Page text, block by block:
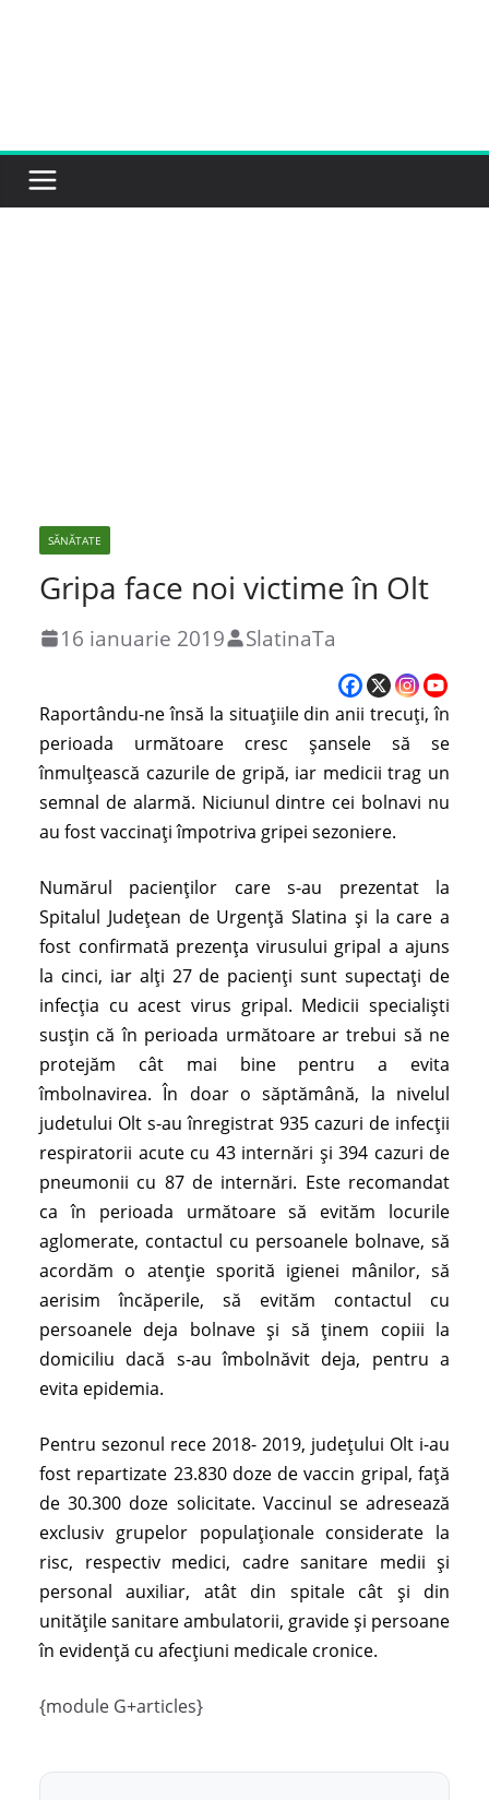
SĂNĂTATE
Gripa face noi victime în Olt
16 ianuarie 2019 SlatinaTa
Raportându-ne însă la situaţiile din anii trecuţi, în
perioada următoare cresc şansele să se
înmulţească cazurile de gripă, iar medicii trag un
semnal de alarmă. Niciunul dintre cei bolnavi nu
au fost vaccinaţi împotriva gripei sezoniere.
Numărul pacienţilor care s-au prezentat la
Spitalul Judeţean de Urgenţă Slatina şi la care a
fost confirmată prezenţa virusului gripal a ajuns
la cinci, iar alţi 27 de pacienți sunt supectați de
infecția cu acest virus gripal. Medicii specialişti
susţin că în perioada următoare ar trebui să ne
protejăm cât mai bine pentru a evita
îmbolnavirea. În doar o săptămână, la nivelul
judetului Olt s-au înregistrat 935 cazuri de infecții
respiratorii acute cu 43 internări și 394 cazuri de
pneumonii cu 87 de internări. Este recomandat
ca în perioada următoare să evităm locurile
aglomerate, contactul cu persoanele bolnave, să
acordăm o atenţie sporită igienei mânilor, să
aerisim încăperile, să evităm contactul cu
persoanele deja bolnave şi să ţinem copiii la
domiciliu dacă s-au îmbolnăvit deja, pentru a
evita epidemia.
Pentru sezonul rece 2018- 2019, județului Olt i-au
fost repartizate 23.830 doze de vaccin gripal, față
de 30.300 doze solicitate. Vaccinul se adresează
exclusiv grupelor populaționale considerate la
risc, respectiv medici, cadre sanitare medii și
personal auxiliar, atât din spitale cât și din
unitățile sanitare ambulatorii, gravide și persoane
în evidență cu afecțiuni medicale cronice.
{module G+articles}